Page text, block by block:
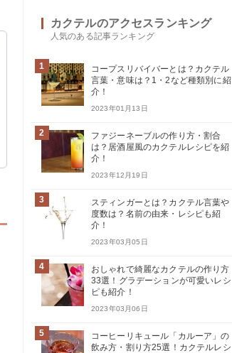
カクテルのアクセスランキング
人気のある記事ランキング
1
コープスリバイバーとは？カクテル
言葉・意味は？1・2など種類別に紹
介！
2023年01月13日
2
ファジーネーブルの作り方・割合
は？居酒屋風のカクテルレシピを紹
介！
2023年12月19日
3
スティンガーとは？カクテル言葉や
度数は？名前の由来・レシピも紹
介！
2023年03月05日
4
おしゃれで綺麗なカクテルの作り方
33選！グラデーションが可愛いレシ
ピも紹介！
2023年03月06日
5
コーヒーリキュール「カルーア」の
飲み方・割り方25選！カクテルレシ